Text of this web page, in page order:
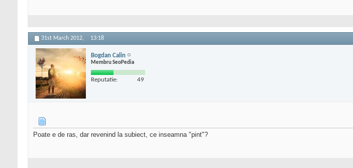
31st March 2012, 13:18
Bogdan Calin
Membru SeoPedia
Reputatie: 49
Poate e de ras, dar revenind la subiect, ce inseamna "pint"?